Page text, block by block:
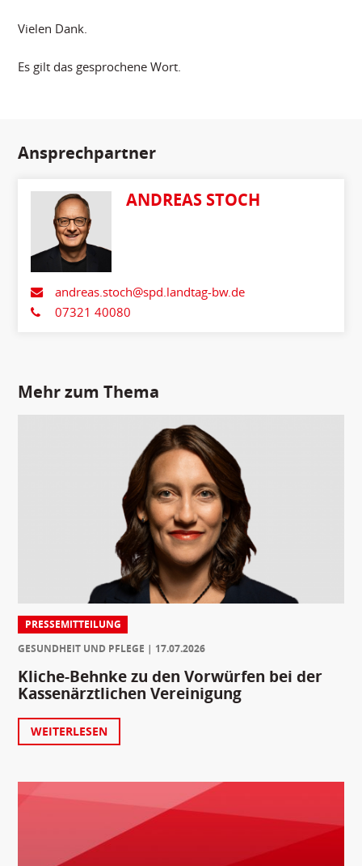
Vielen Dank.
Es gilt das gesprochene Wort.
Ansprechpartner
ANDREAS STOCH
andreas.stoch@spd.landtag-bw.de
07321 40080
Mehr zum Thema
PRESSEMITTEILUNG
GESUNDHEIT UND PFLEGE
17.07.2026
Kliche-Behnke zu den Vorwürfen bei der
Kassenärztlichen Vereinigung
WEITERLESEN